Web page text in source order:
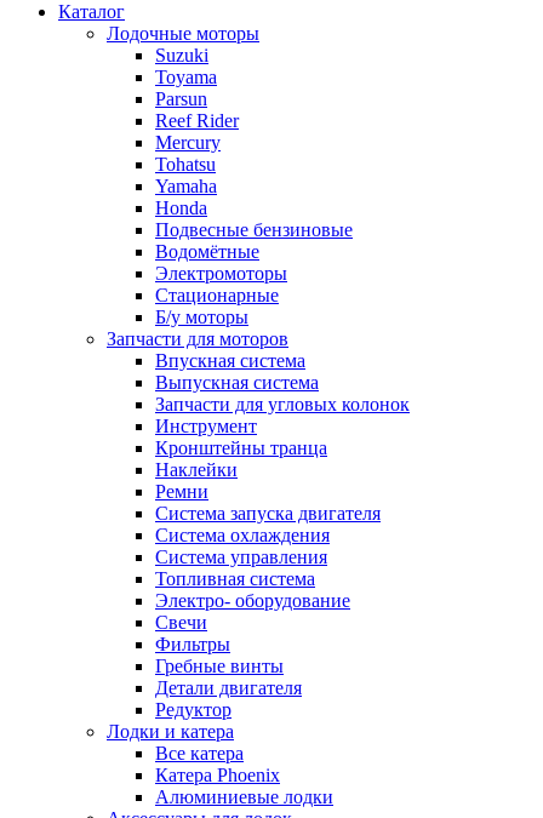
Каталог
Лодочные моторы
Suzuki
Toyama
Parsun
Reef Rider
Mercury
Tohatsu
Yamaha
Honda
Подвесные бензиновые
Водомётные
Электромоторы
Стационарные
Б/у моторы
Запчасти для моторов
Впускная система
Выпускная система
Запчасти для угловых колонок
Инструмент
Кронштейны транца
Наклейки
Ремни
Система запуска двигателя
Система охлаждения
Система управления
Топливная система
Электро- оборудование
Свечи
Фильтры
Гребные винты
Детали двигателя
Редуктор
Лодки и катера
Все катера
Катера Phoenix
Алюминиевые лодки